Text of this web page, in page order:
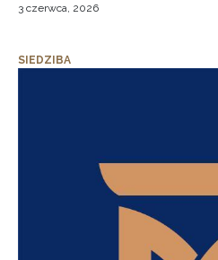
3 czerwca, 2026
SIEDZIBA